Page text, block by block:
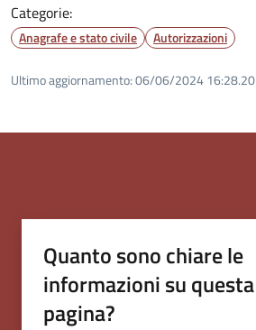
Categorie:
Anagrafe e stato civile Autorizzazioni
Ultimo aggiornamento:06/06/2024 16:28.20
Quanto sono chiare le
informazioni su questa
pagina?